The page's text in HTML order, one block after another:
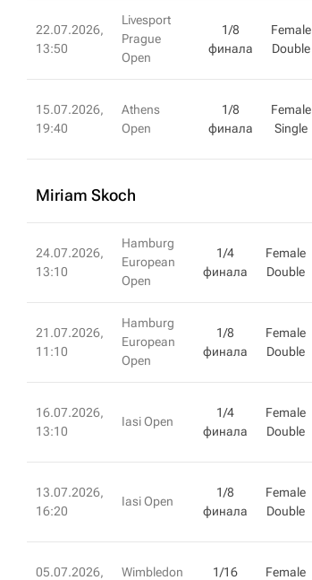
22.07.2026,
13:50
Livesport
Prague
Open
1/8
финала
Female
Double
15.07.2026,
19:40
Athens
Open
1/8
финала
Female
Single
Miriam Skoch
24.07.2026,
13:10
Hamburg
European
Open
1/4
финала
Female
Double
21.07.2026,
11:10
Hamburg
European
Open
1/8
финала
Female
Double
16.07.2026,
13:10
Iasi Open
1/4
финала
Female
Double
13.07.2026,
16:20
Iasi Open
1/8
финала
Female
Double
05.07.2026,
Wimbledon
1/16
Female